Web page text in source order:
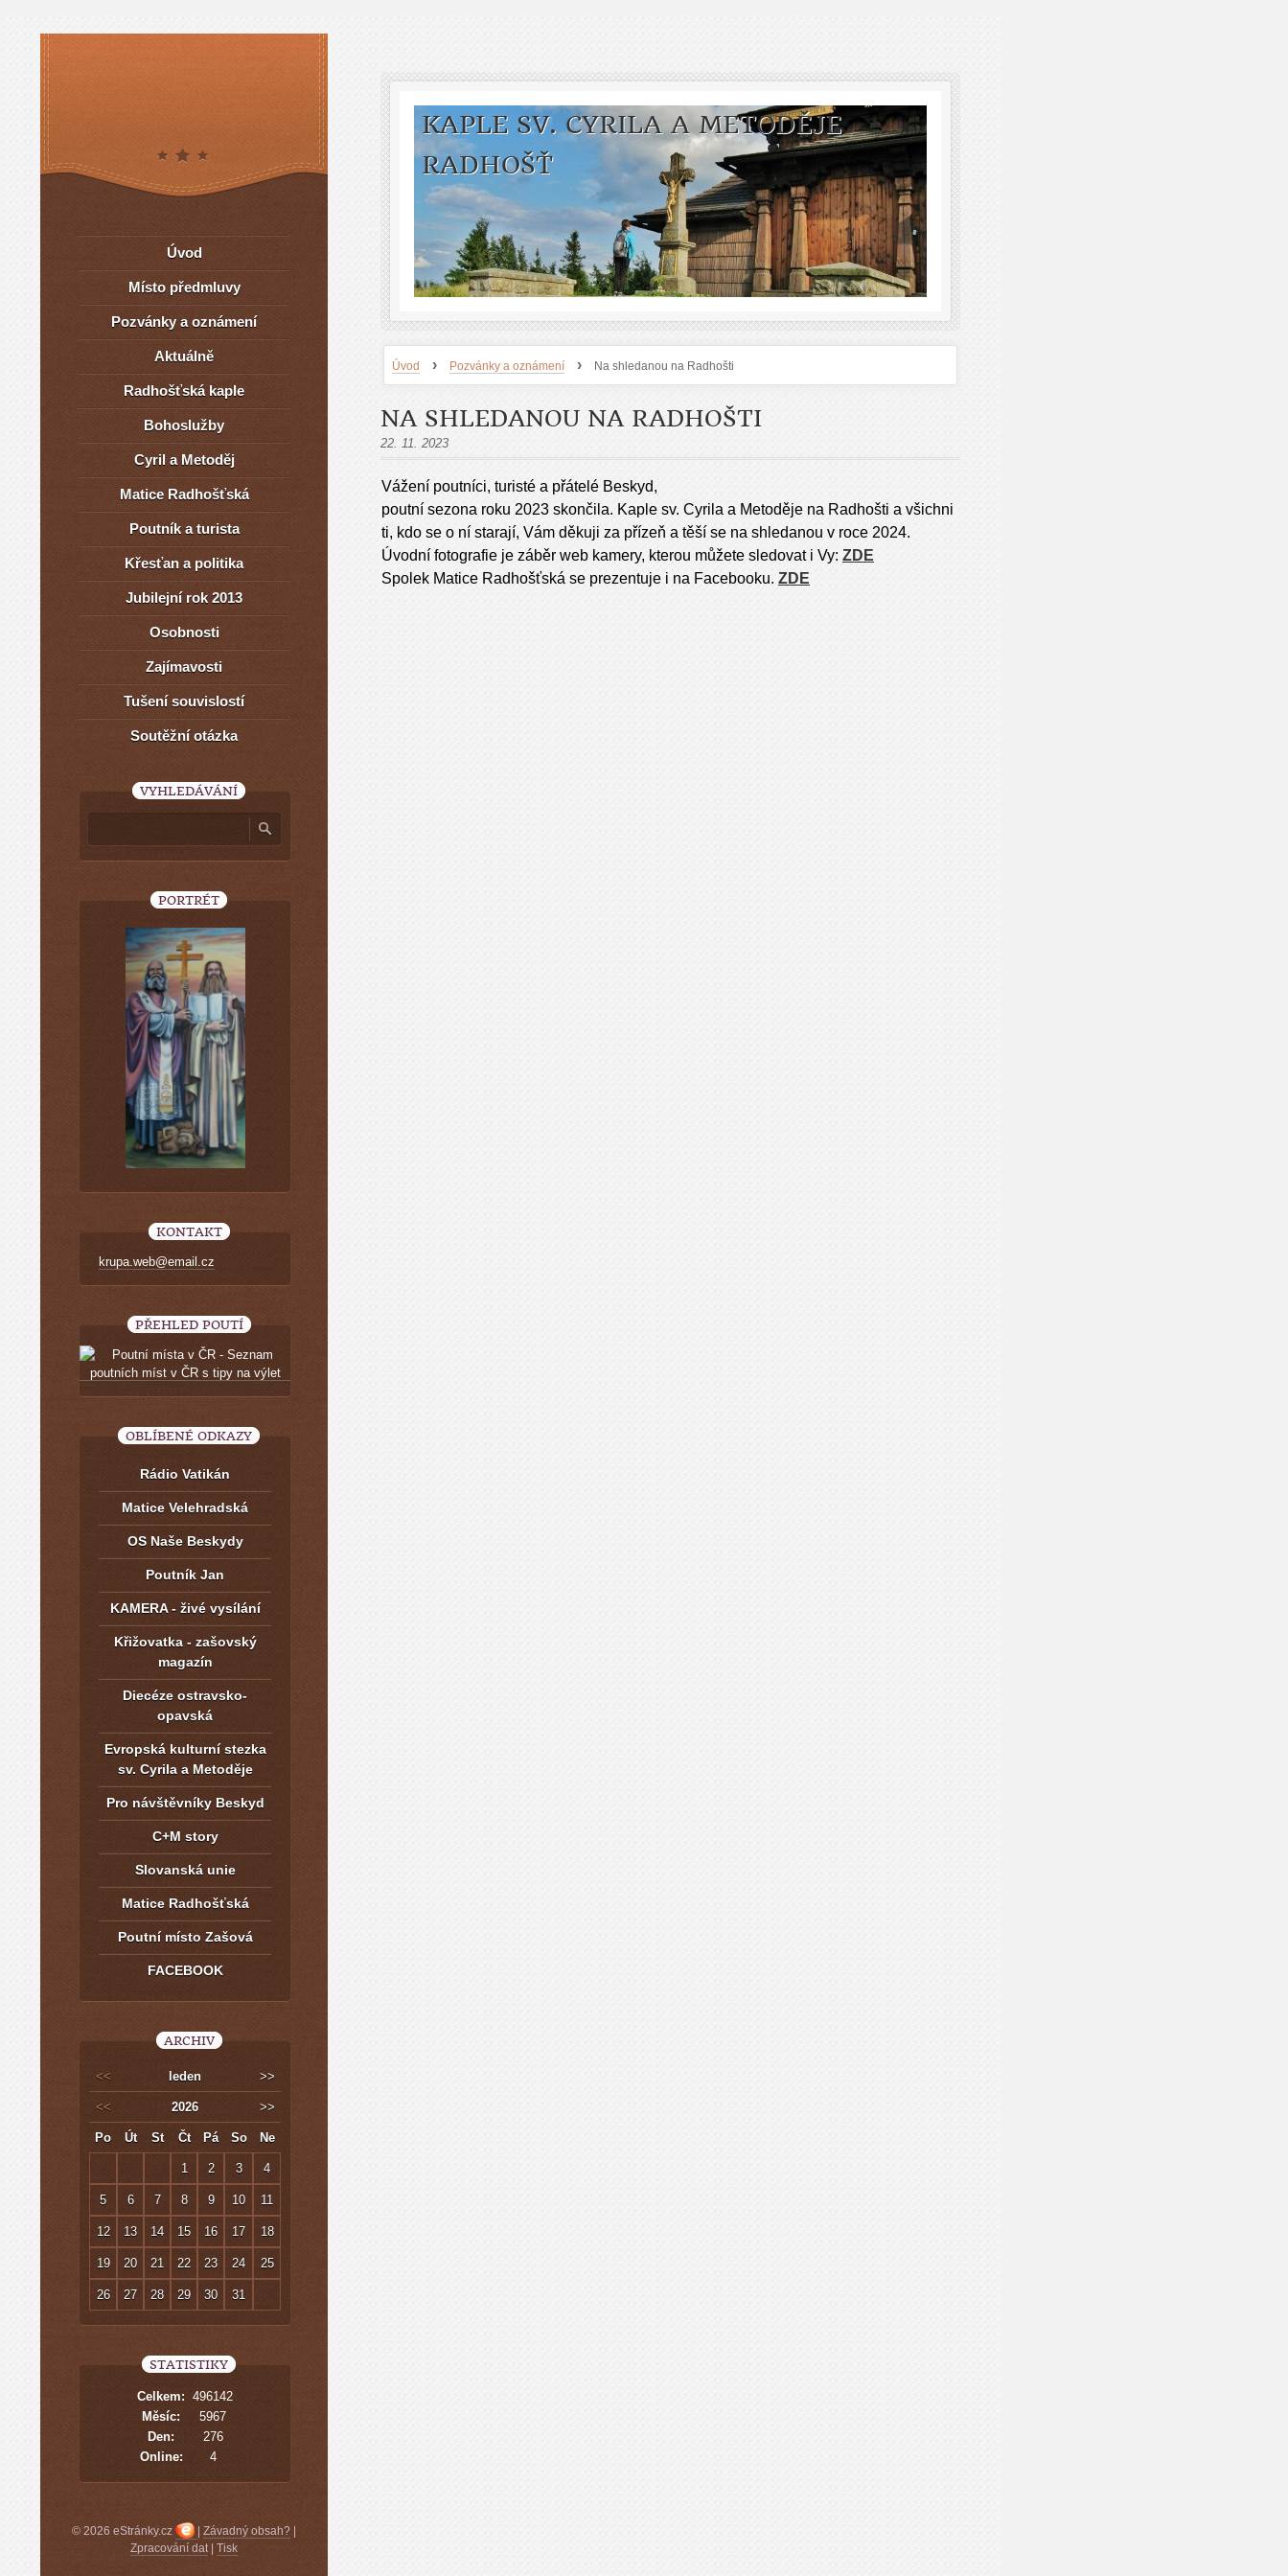
KAPLE SV. CYRILA A METODĚJE
RADHOŠŤ
Úvod › Pozvánky a oznámení › Na shledanou na Radhošti
NA SHLEDANOU NA RADHOŠTI
22. 11. 2023
Vážení poutníci, turisté a přátelé Beskyd,
poutní sezona roku 2023 skončila. Kaple sv. Cyrila a Metoděje na Radhošti a všichni
ti, kdo se o ní starají, Vám děkuji za přízeň a těší se na shledanou v roce 2024.
Úvodní fotografie je záběr web kamery, kterou můžete sledovat i Vy: ZDE
Spolek Matice Radhošťská se prezentuje i na Facebooku. ZDE
Úvod
Místo předmluvy
Pozvánky a oznámení
Aktuálně
Radhošťská kaple
Bohoslužby
Cyril a Metoděj
Matice Radhošťská
Poutník a turista
Křesťan a politika
Jubilejní rok 2013
Osobnosti
Zajímavosti
Tušení souvislostí
Soutěžní otázka
VYHLEDÁVÁNÍ
PORTRÉT
KONTAKT
krupa.web@email.cz
PŘEHLED POUTÍ
OBLÍBENÉ ODKAZY
Rádio Vatikán
Matice Velehradská
OS Naše Beskydy
Poutník Jan
KAMERA - živé vysílání
Křižovatka - zašovský
magazín
Diecéze ostravsko-
opavská
Evropská kulturní stezka
sv. Cyrila a Metoděje
Pro návštěvníky Beskyd
C+M story
Slovanská unie
Matice Radhošťská
Poutní místo Zašová
FACEBOOK
ARCHIV
<< leden >>
<< 2026 >>
Po Út St Čt Pá So Ne
1 2 3 4
5 6 7 8 9 10 11
12 13 14 15 16 17 18
19 20 21 22 23 24 25
26 27 28 29 30 31
STATISTIKY
Online: 4
Celkem: 496142
Měsíc:
5967
Den:
276
© 2026 eStránky.cz Závadný obsah?
Zpracování dat| Tisk